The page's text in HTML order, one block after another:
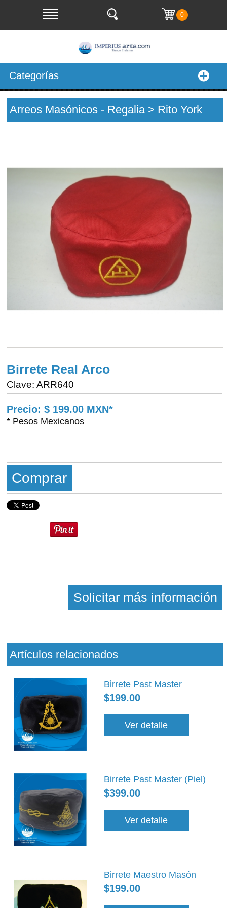
0
Categorías
Arreos Masónicos - Regalia > Rito York
Birrete Real Arco
Clave: ARR640
Precio: $ 199.00 MXN*
* Pesos Mexicanos
Comprar
Solicitar más información
Artículos relacionados
Birrete Past Master
$199.00
Ver detalle
Birrete Past Master (Piel)
$399.00
Ver detalle
Birrete Maestro Masón
$199.00